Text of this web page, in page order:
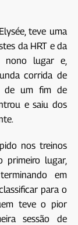
teve uma
da HRT e da
nono lugar e,
corrida de
de um fim de
e saiu dos
nos treinos
primeiro lugar,
em
para o
teve o pior
sessão de